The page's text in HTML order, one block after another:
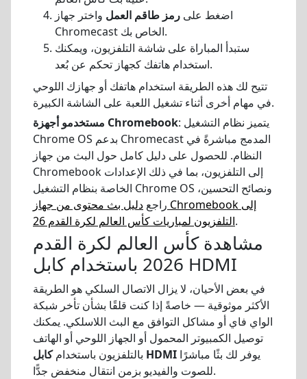
اضغط على رمز طاقم العمل واختر جهاز
Chromecast الخاص بك.
ستبدأ المباراة على شاشة التلفزيون، ويمكنك
استخدام هاتفك كجهاز تحكم عن بُعد.
تتيح لك هذه الطريقة استخدام هاتفك أو جهازك اللوحي
في مهام أخرى أثناء تشغيل اللعبة على الشاشة الكبيرة.
مستخدمو أجهزة Chromebook: يتميز نظام التشغيل
Chrome OS بدعم Chromecast المدمج مباشرةً في
النظام. للحصول على دليل كامل حول البث من جهاز
Chromebook إلى التلفزيون، بما في ذلك الإعدادات
الخاصة بنظام التشغيل Chrome OS ونصائح التحسين،
راجع دليل بث محتوى من جهاز Chromebook إلى
التلفزيون لمباريات كأس العالم لكرة القدم 26.
مشاهدة كأس العالم لكرة القدم
2026 باستخدام كابل HDMI
في بعض الأحيان، لا يزال الاتصال السلكي هو الطريقة
الأكثر موثوقية — خاصةً إذا كنت قلقًا بشأن تأخر شبكة
الواي فاي أو مشاكل التوافق مع البث اللاسلكي. يمكنك
توصيل الكمبيوتر المحمول أو الجهاز اللوحي أو الهاتف
بالتلفزيون باستخدام كابل HDMI
للصوت والفيديو بزمن انتقال منخفض جدًّا.